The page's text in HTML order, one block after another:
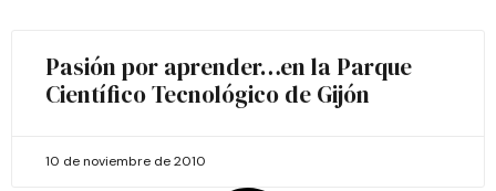
Pasión por aprender…en la Parque
Científico Tecnológico de Gijón
10 de noviembre de 2010